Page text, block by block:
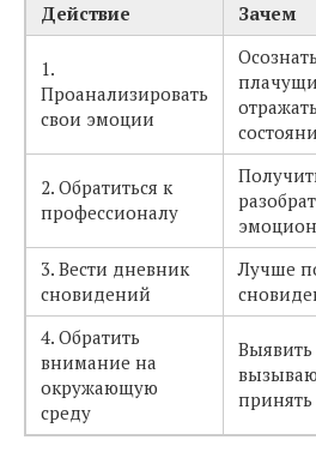
Действие Зачем
1.
Проанализировать
свои эмоции
2. Обратиться к
профессионалу
3. Вести дневник
сновидений
Лучше
4. Обратить
внимание на
окружающую
среду